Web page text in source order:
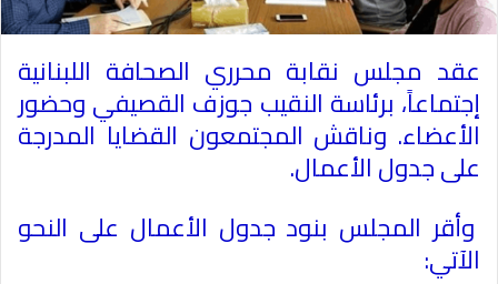
عقد مجلس نقابة محرري الصحافة اللبنانية
إجتماعاً، برئاسة النقيب جوزف القصيفيوحضور
الأعضاء. وناقش المجتمعون القضايا المدرجة
على جدول الأعمال.
وأقر المجلس بنود جدول الأعمال على النحو
الآتي: